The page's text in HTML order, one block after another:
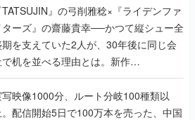
で机を並べる理由とは。新作
TATSUJIN EXTREME』で初タッグを組
レジェンド2人に訊く開発秘話
映像1000分、ルート分岐100種類以
配信開始5日で100万本を売った、中国
実写インタラクティブドラマゲーム
世天下：女帝への道II』の、規模が違
こだわりをプロデューサーに聞いた